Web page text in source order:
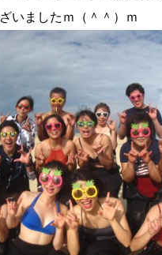
いましたｍ（＾＾）ｍ